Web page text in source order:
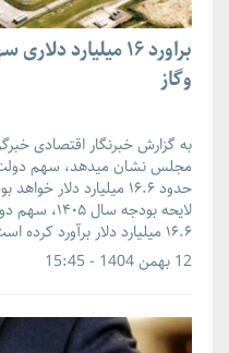
براورد ۱۶
وگاز
به گزارش خبرنگار اقتصادی
حدود ۱۶.۶ میلیارد
لایحه
۱۶.۶ میلیارد دلار برآورد کرده است. بر اساس این برآورد، […]
12 بهمن 1404 - 15:45